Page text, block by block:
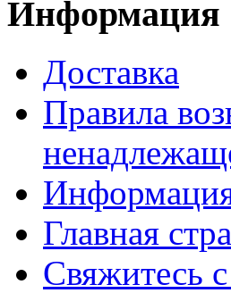
Информация
Доставка
Правила
Главная
Свяжитесь